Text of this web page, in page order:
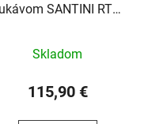
SANTINI RTR
Skladom
115,90 €